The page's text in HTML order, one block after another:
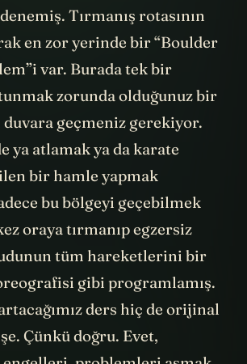
Tırmanış rotasının
en zor yerinde bir “Boulder
var. Burada tek bir
zorunda olduğunuz bir
duvara geçmeniz gerekiyor.
ya atlamak ya da karate
bir hamle yapmak
bu bölgeyi geçebilmek
oraya tırmanıp egzersiz
tüm hareketlerini bir
gibi programlamış.
ders hiç de orijinal
Çünkü doğru. Evet,